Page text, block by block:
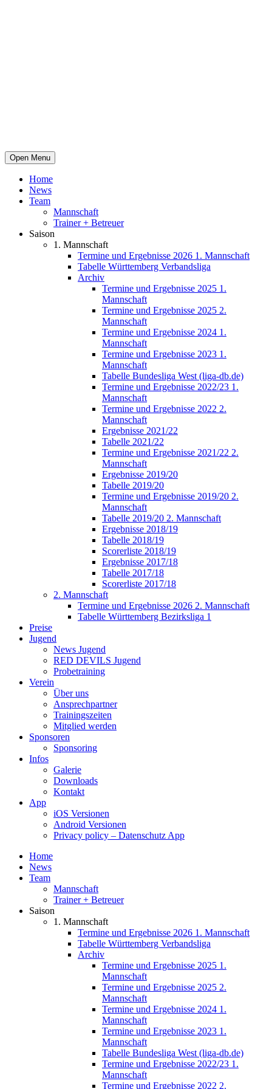
Open Menu
Home
News
Team
Mannschaft
Trainer + Betreuer
Saison
1. Mannschaft
Termine und Ergebnisse 2026 1. Mannschaft
Tabelle Württemberg Verbandsliga
Archiv
Termine und Ergebnisse 2025 1.
Mannschaft
Termine und Ergebnisse 2025 2.
Mannschaft
Termine und Ergebnisse 2024 1.
Mannschaft
Termine und Ergebnisse 2023 1.
Mannschaft
Tabelle Bundesliga West (liga-db.de)
Termine und Ergebnisse 2022/23 1.
Mannschaft
Termine und Ergebnisse 2022 2.
Mannschaft
Ergebnisse 2021/22
Tabelle 2021/22
Termine und Ergebnisse 2021/22 2.
Mannschaft
Ergebnisse 2019/20
Tabelle 2019/20
Termine und Ergebnisse 2019/20 2.
Mannschaft
Tabelle 2019/20 2. Mannschaft
Ergebnisse 2018/19
Tabelle 2018/19
Scorerliste 2018/19
Ergebnisse 2017/18
Tabelle 2017/18
Scorerliste 2017/18
2. Mannschaft
Termine und Ergebnisse 2026 2. Mannschaft
Tabelle Württemberg Bezirksliga 1
Preise
Jugend
News Jugend
RED DEVILS Jugend
Probetraining
Verein
Über uns
Ansprechpartner
Trainingszeiten
Mitglied werden
Sponsoren
Sponsoring
Infos
Galerie
Downloads
Kontakt
App
iOS Versionen
Android Versionen
Privacy policy – Datenschutz App
Home
News
Team
Mannschaft
Trainer + Betreuer
Saison
1. Mannschaft
Termine und Ergebnisse 2026 1. Mannschaft
Tabelle Württemberg Verbandsliga
Archiv
Termine und Ergebnisse 2025 1.
Mannschaft
Termine und Ergebnisse 2025 2.
Mannschaft
Termine und Ergebnisse 2024 1.
Mannschaft
Termine und Ergebnisse 2023 1.
Mannschaft
Tabelle Bundesliga West (liga-db.de)
Termine und Ergebnisse 2022/23 1.
Mannschaft
Termine und Ergebnisse 2022 2.